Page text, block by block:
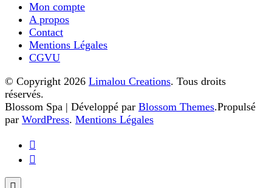
Mon compte
A propos
Contact
Mentions Légales
CGVU
© Copyright 2026 Limalou Creations. Tous droits
réservés.
Blossom Spa | Développé par Blossom Themes.Propulsé
par WordPress. Mentions Légales